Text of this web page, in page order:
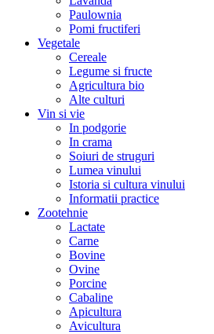
Paulownia
Pomi fructiferi
Vegetale
Cereale
Legume si fructe
Agricultura bio
Alte culturi
Vin si vie
In podgorie
In crama
Soiuri de struguri
Lumea vinului
Istoria si cultura vinului
Informatii practice
Zootehnie
Lactate
Carne
Bovine
Ovine
Porcine
Cabaline
Apicultura
Avicultura